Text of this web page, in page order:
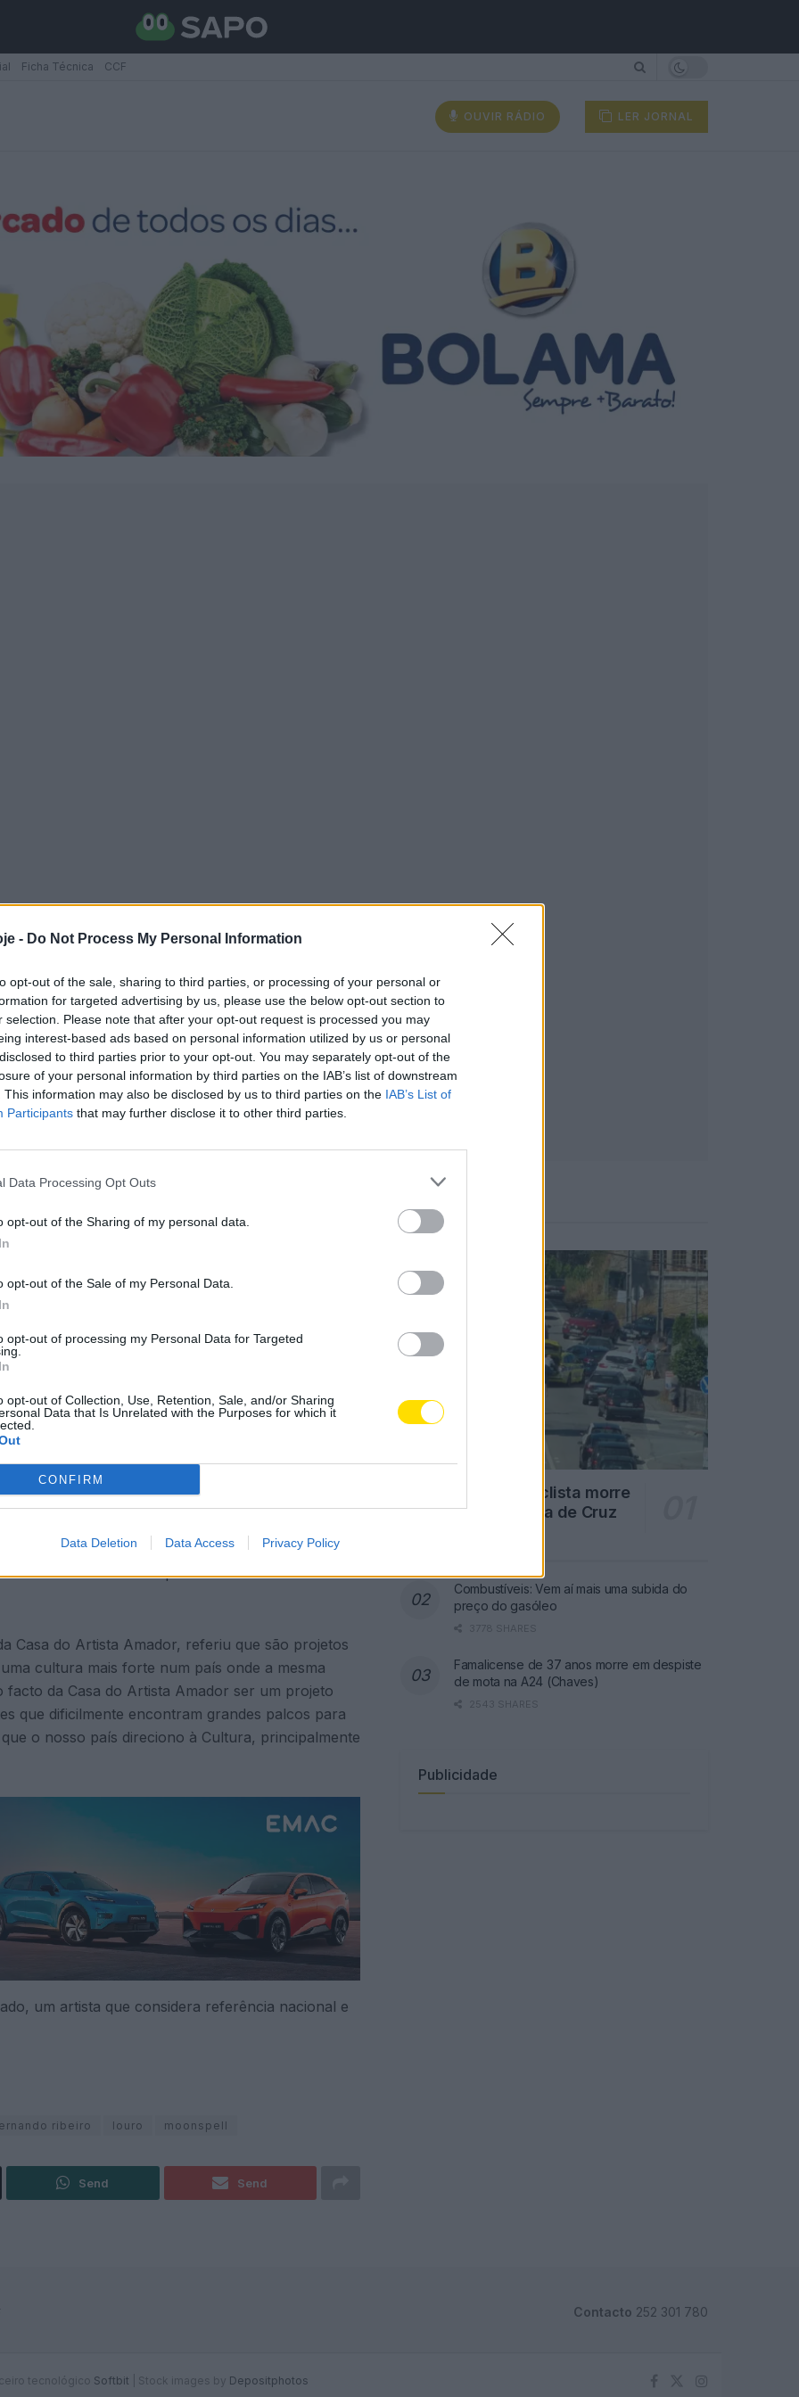
- Do Not Process My Personal Information
opt-out of the sale, sharing to third parties, or processing of your personal or
for targeted advertising by us, please use the below opt-out section to
selection. Please note that after your opt-out request is processed you may
interest-based ads based on personal information utilized by us or personal
to third parties prior to your opt-out. You may separately opt-out of the
of your personal information by third parties on the IAB’s list of downstream
This information may also be disclosed by us to third parties on the IAB’s List of
Participants that may further disclose it to other third parties.
Data Processing Opt Outs
opt-out of the Sharing of my personal data.
opt-out of the Sale of my Personal Data.
opt-out of processing my Personal Data for Targeted
opt-out of Collection, Use, Retention, Sale, and/or Sharing
Data that Is Unrelated with the Purposes for which it
CONFIRM
Data Deletion Data Access Privacy Policy
Ficha Técnica CCF
OUVIR RÁDIO LER JORNAL
Moonspell é
Artista Amador
Concelho
líder dos Moonspell, Fernando Ribeiro, para
também, convidado para apadrinhar o projeto da
último trabalho literário “Café Kanimambo”.
Ribeiro, contou muitas histórias, abordou
muitas ideias com o público e falou dos
Casa do Artista Amador, referiu que são projetos
cultura mais forte num país onde a mesma
facto da Casa do Artista Amador ser um projeto
que dificilmente encontram grandes palcos para
o nosso país direciono à Cultura, principalmente
um artista que considera referência nacional e
ribeiro louro moonspell
Send Send
Famalicão: Motociclista morre
na N14 na freguesia de Cruz
Combustíveis: Vem aí mais uma subida do
preço do gasóleo
3778 SHARES
Famalicense de 37 anos morre em despiste
de mota na A24 (Chaves)
2543 SHARES
Publicidade
Contacto 252 301 780
tecnológico Softbit Stock images by Depositphotos